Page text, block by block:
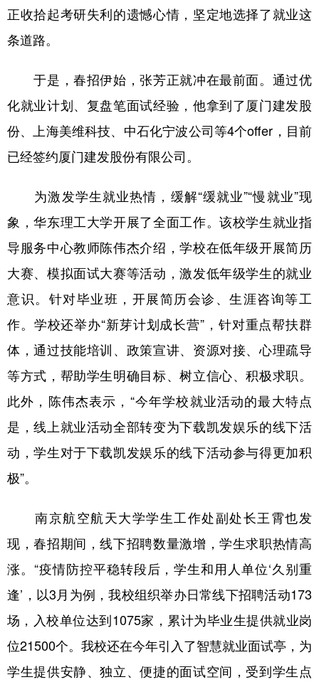
正收拾起考研失利的遗憾心情，坚定地选择了就业这
条道路。
于是，春招伊始，张芳正就冲在最前面。通过优
化就业计划、复盘笔面试经验，他拿到了厦门建发股
份、上海美维科技、中石化宁波公司等4个offer，目前
已经签约厦门建发股份有限公司。
为激发学生就业热情，缓解“缓就业”“慢就业”现
象，华东理工大学开展了全面工作。该校学生就业指
导服务中心教师陈伟杰介绍，学校在低年级开展简历
大赛、模拟面试大赛等活动，激发低年级学生的就业
意识。针对毕业班，开展简历会诊、生涯咨询等工
作。学校还举办“新芽计划成长营”，针对重点帮扶群
体，通过技能培训、政策宣讲、资源对接、心理疏导
等方式，帮助学生明确目标、树立信心、积极求职。
此外，陈伟杰表示，“今年学校就业活动的最大特点
是，线上就业活动全部转变为下载凯发娱乐的线下活
动，学生对于下载凯发娱乐的线下活动参与得更加积
极”。
南京航空航天大学学生工作处副处长王霄也发
现，春招期间，线下招聘数量激增，学生求职热情高
涨。“疫情防控平稳转段后，学生和用人单位‘久别重
逢’，以3月为例，我校组织举办日常线下招聘活动173
场，入校单位达到1075家，累计为毕业生提供就业岗
位21500个。我校还在今年引入了智慧就业面试亭，为
学生提供安静、独立、便捷的面试空间，受到学生点